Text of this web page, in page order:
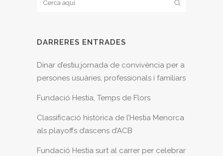
DARRERES ENTRADES
Dinar d’estiu:jornada de convivència per a
persones usuàries, professionals i familiars
Fundació Hestia, Temps de Flors
Classificació històrica de l’Hestia Menorca
als playoffs d’ascens d’ACB
Fundació Hestia surt al carrer per celebrar